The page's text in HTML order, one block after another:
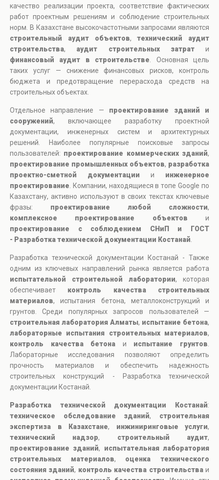
качество реализации проекта, соответствие фактических
работ проектным решениям и соблюдение строительных
норм. В Казахстане высокочастотными запросами являются
строительный аудит объектов,технический аудит
строительства, аудит строительных затрати
финансовый аудит в строительстве . Основная цель
таких услуг — снижение финансовых рисков, контроль
бюджета и предотвращение перерасхода средств на
строительных объектах.
Отдельное направление — проектирование зданий и
сооружений, включающее разработку проектной
документации, инженерных систем и архитектурных
решений. Наиболее популярные поисковые запросы
пользователей: проектирование коммерческих зданий,
проектирование промышленных объектов, разработка
проектно-сметной документации и инженерное
проектирование . Компании, находящиеся в топе Google по
Казахстану, активно используют в своих текстах ключевые
фразы: проектирование любой сложности,
комплексное проектирование объектов и
проектирование с соблюдением СНиП и ГОСТ
- Разработка технической документации Костанай
Разработка технической документации Костанай - Также
одним из ключевых направлений рынка является работа
испытательной строительной лаборатории, которая
обеспечивает контроль качества строительных
материалов, испытания бетона, металлоконструкций и
грунтов. Среди популярных запросов пользователей —
строительная лаборатория Алматы, испытание бетона,
лабораторные испытания строительных материалов,
контроль качества бетона и испытание грунтов
Лабораторные исследования позволяют определить
прочность материалов и обеспечить надежность
строительных конструкций - Разработка технической
документации Костанай.
Разработка технической документации Костанай:
техническое обследование зданий, строительная
экспертиза в Казахстане, инжиниринговые услуги,
технический надзор, строительный аудит,
проектирование зданий, испытательная лаборатория
строительных материалов, оценка технического
состояния зданий, контроль качества строительстваи